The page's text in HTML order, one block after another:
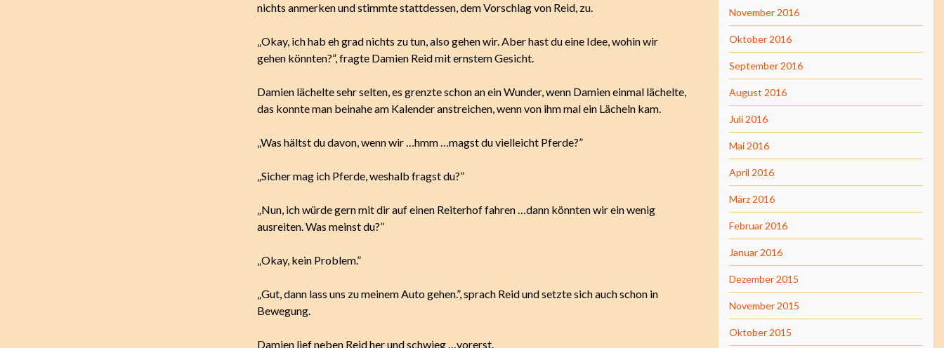
nichts anmerken und stimmte stattdessen, dem Vorschlag von Reid, zu.
„Okay, ich hab eh grad nichts zu tun, also gehen wir. Aber hast du eine Idee, wohin wir
gehen könnten?”, fragte Damien Reid mit ernstem Gesicht.
Damien lächelte sehr selten, es grenzte schon an ein Wunder, wenn Damien einmal lächelte,
das konnte man beinahe am Kalender anstreichen, wenn von ihm mal ein Lächeln kam.
„Was hältst du davon, wenn wir …hmm …magst du vielleicht Pferde?”
„Sicher mag ich Pferde, weshalb fragst du?”
„Nun, ich würde gern mit dir auf einen Reiterhof fahren …dann könnten wir ein wenig
ausreiten. Was meinst du?”
„Okay, kein Problem.”
„Gut, dann lass uns zu meinem Auto gehen.”, sprach Reid und setzte sich auch schon in
Bewegung.
Damien lief neben Reid her und schwieg …vorerst.
November 2016
Oktober 2016
September 2016
August 2016
Juli 2016
Mai 2016
April 2016
März 2016
Februar 2016
Januar 2016
Dezember 2015
November 2015
Oktober 2015